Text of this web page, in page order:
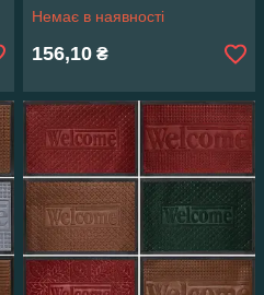
Немає в наявності
156,10 ₴